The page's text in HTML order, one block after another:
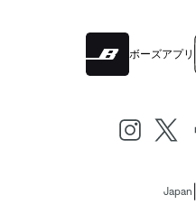
ボーズアプリ
Japan